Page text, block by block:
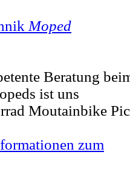
Moped
Beratung
ist uns
Moutainbike
zum